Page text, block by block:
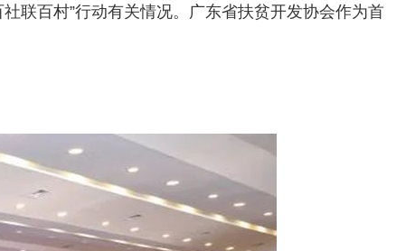
联百村”行动有关情况。广东省扶贫开发协会作为首